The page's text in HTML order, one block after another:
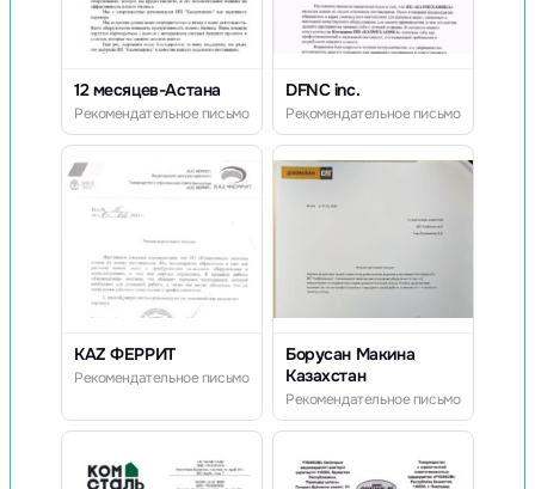
12 месяцев-Астана
Рекомендательное письмо
DFNC inc.
Рекомендательное письмо
KAZ ФЕРРИТ
Рекомендательное письмо
Борусан Макина
Казахстан
Рекомендательное письмо